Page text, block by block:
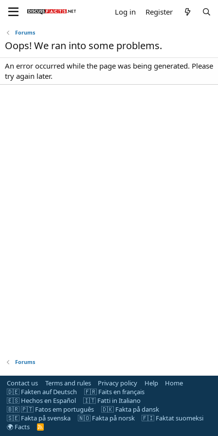
Log in Register
Forums
Oops! We ran into some problems.
An error occurred while the page was being generated. Please
try again later.
Forums
Contact us Terms and rules Privacy policy Help
Home
🇩🇪 Fakten auf Deutsch
🇫🇷 Faits en français
🇪🇸 Hechos en Español
🇮🇹 Fatti in Italiano
🇧🇷 🇵🇹 Fatos em português
🇩🇰 Fakta på dansk
🇸🇪 Fakta på svenska
🇳🇴 Fakta på norsk
🇫🇮 Faktat suomeksi
🌍 Facts
R